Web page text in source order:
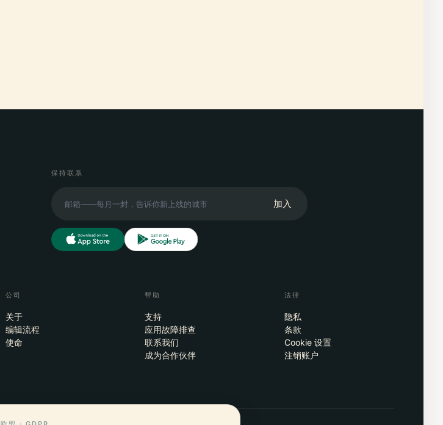
保持联系
加入
公司
关于
编辑流程
使命
帮助
支持
应用故障排查
联系我们
成为合作伙伴
法律
隐私
条款
Cookie 设置
注销账户